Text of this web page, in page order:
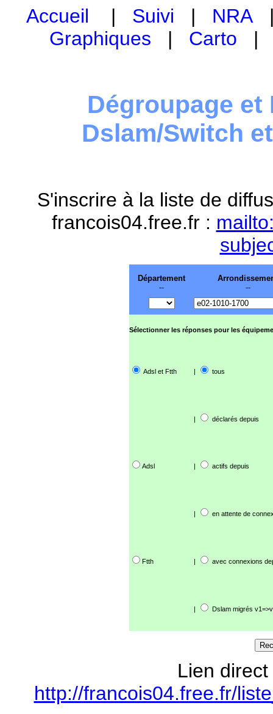
Accueil | Suivi | NRA
Graphiques | Carto
Dégroupage et
Dslam/Switch
S'inscrire à la liste de
francois04.free.fr :
Département
--
--
Sélectionner les réponses pour les
Adsl et Ftth | tous
| déclarés depuis
Adsl | actifs depuis
| en attente de
Ftth | avec connexions
| Dslam migrés
Lien
http://francois04.free.fr/